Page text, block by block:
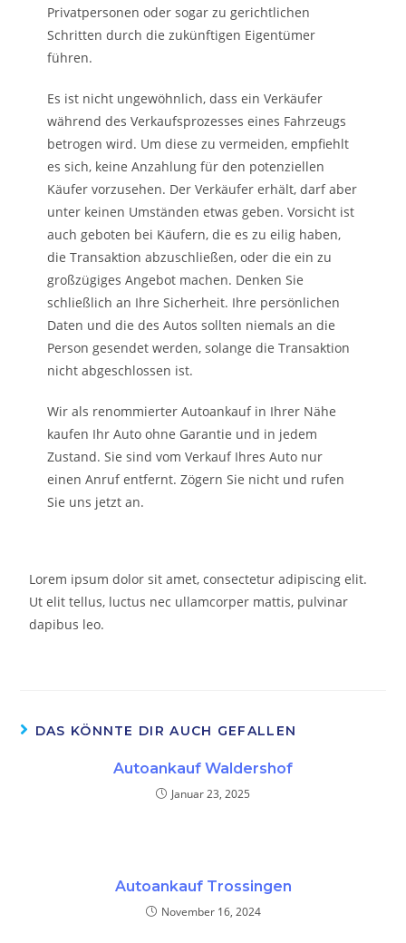
Privatpersonen oder sogar zu gerichtlichen
Schritten durch die zukünftigen Eigentümer
führen.
Es ist nicht ungewöhnlich, dass ein Verkäufer
während des Verkaufsprozesses eines Fahrzeugs
betrogen wird. Um diese zu vermeiden, empfiehlt
es sich, keine Anzahlung für den potenziellen
Käufer vorzusehen. Der Verkäufer erhält, darf aber
unter keinen Umständen etwas geben. Vorsicht ist
auch geboten bei Käufern, die es zu eilig haben,
die Transaktion abzuschließen, oder die ein zu
großzügiges Angebot machen. Denken Sie
schließlich an Ihre Sicherheit. Ihre persönlichen
Daten und die des Autos sollten niemals an die
Person gesendet werden, solange die Transaktion
nicht abgeschlossen ist.
Wir als renommierter Autoankauf in Ihrer Nähe
kaufen Ihr Auto ohne Garantie und in jedem
Zustand. Sie sind vom Verkauf Ihres Auto nur
einen Anruf entfernt. Zögern Sie nicht und rufen
Sie uns jetzt an.
Lorem ipsum dolor sit amet, consectetur adipiscing elit.
Ut elit tellus, luctus nec ullamcorper mattis, pulvinar
dapibus leo.
DAS KÖNNTE DIR AUCH GEFALLEN
Autoankauf Waldershof
Januar 23, 2025
Autoankauf Trossingen
November 16, 2024